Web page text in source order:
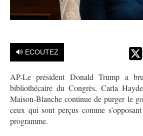
🔊 ECOUTEZ
AP-Le président Donald Trump a
bibliothécaire du Congrès, Carla
Maison-Blanche continue de purger le
ceux qui sont perçus comme
programme.